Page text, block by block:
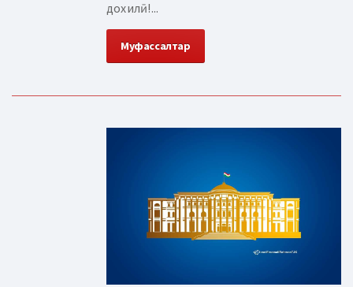
дохилӣ!...
Муфассалтар